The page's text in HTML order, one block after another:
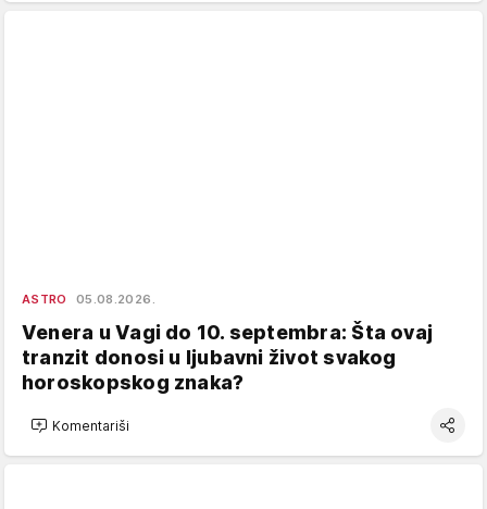
ASTRO 05.08.2026.
Venera u Vagi do 10. septembra: Šta ovaj
tranzit donosi u ljubavni život svakog
horoskopskog znaka?
Komentariši